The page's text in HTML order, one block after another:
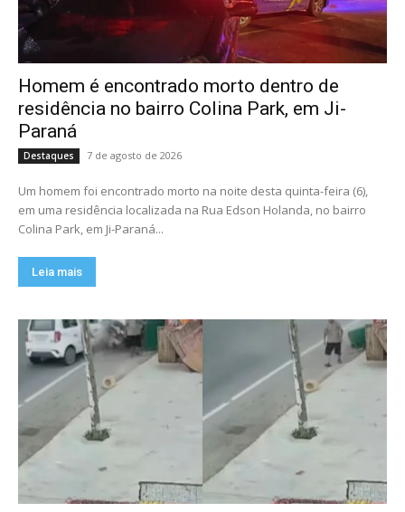
Homem é encontrado morto dentro de
residência no bairro Colina Park, em Ji-
Paraná
Destaques 7 de agosto de 2026
Um homem foi encontrado morto na noite desta quinta-feira (6),
em uma residência localizada na Rua Edson Holanda, no bairro
Colina Park, em Ji-Paraná...
Leia mais